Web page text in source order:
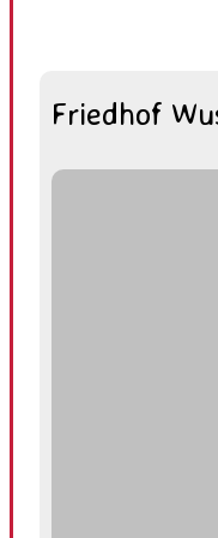
Friedhof